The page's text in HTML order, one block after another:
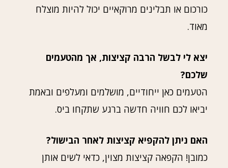
כורכום או תבלינים מרוקאיים יכול להיות מוצלח
מאוד.
יצא לי לבשל הרבה קציצות, אך מהטעמים
שלכם?
הטעמים כאן ייחודיים, מושלמים ומעלפים ובאמת
יביאו לכם חוויה חדשה ברגע שתקחו ביס.
האם ניתן להקפיא קציצות לאחר הבישול?
כמובן! הקפאה קציצות מצוין, כדאי לשים אותן